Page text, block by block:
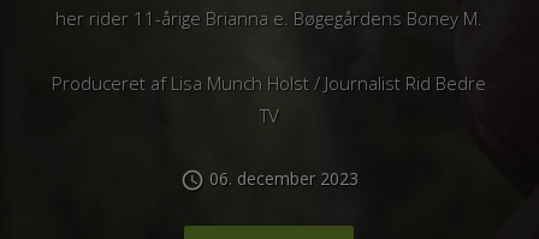
her rider 11-årige Brianna e. Bøgegårdens Boney M.
Produceret af Lisa Munch Holst / Journalist Rid Bedre
TV
schedule 06. december 2023